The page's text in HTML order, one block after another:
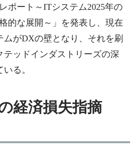
ポート～ITシステム2025年の
的な展開～」を発表し、現在
がDXの壁となり、それを刷
テッドインダストリーズの深
る。
経済損失指摘